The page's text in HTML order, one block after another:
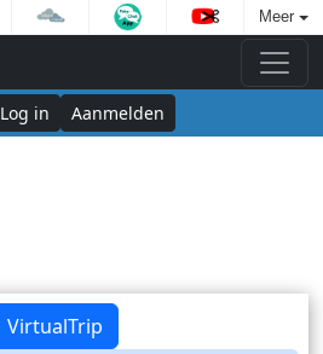
Meer
Log in Aanmelden
VirtualTrip